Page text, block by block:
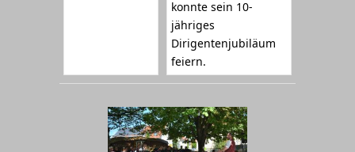
konnte sein 10-
jähriges
Dirigentenjubiläum
feiern.